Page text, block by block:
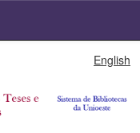
English